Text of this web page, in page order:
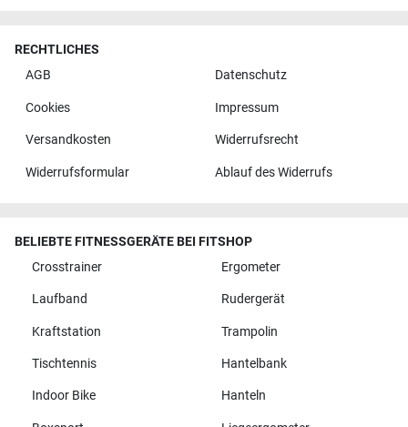
RECHTLICHES
AGB
Datenschutz
Cookies Impressum
Versandkosten Widerrufsrecht
Widerrufsformular Ablauf des Widerrufs
BELIEBTE FITNESSGERÄTE BEI FITSHOP
Crosstrainer
Ergometer
Laufband Rudergerät
Kraftstation Trampolin
Tischtennis Hantelbank
Indoor Bike Hanteln